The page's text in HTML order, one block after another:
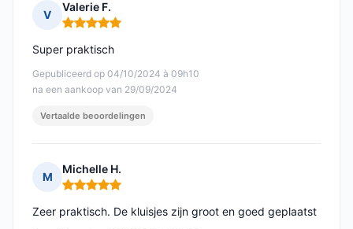
V
Valerie F.
Opmerking: 5 van 5
Gepubliceerd op 04/10/2024 à 09h10
na een aankoop van 29/09/2024
Super praktisch
Vertaalde beoordelingen
M
Michelle H.
Opmerking: 5 van 5
Zeer praktisch. De kluisjes zijn groot en goed geplaatst